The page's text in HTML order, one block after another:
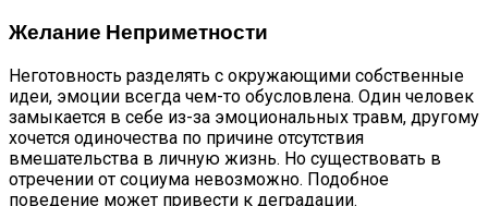
Желание Неприметности
Неготовность разделять с окружающими собственные
идеи, эмоции всегда чем-то обусловлена. Один человек
замыкается в себе из-за эмоциональных травм, другому
хочется одиночества по причине отсутствия
вмешательства в личную жизнь. Но существовать в
отречении от социума невозможно. Подобное
поведение может привести к деградации.